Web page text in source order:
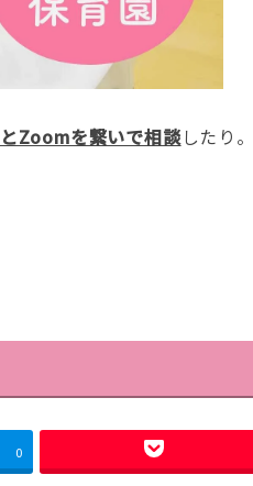
Zoomを繋いで相談したり。
0